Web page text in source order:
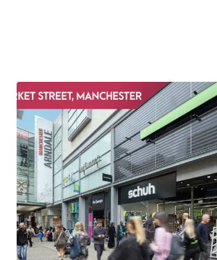
Manchester is the largest financial
outside of London and is regarded as
of the north, ranked by KPMG as the
business location in Europe since 2010.
Northern Powerhouse regarded as the
from an economic perspective
Key employment and cultural hub, a